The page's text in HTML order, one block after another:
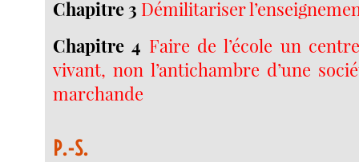
Chapitre 3 Démilitariser
Chapitre 4 Faire de l’école un
vivant, non l’antichambre d’une
marchande
P.-S.